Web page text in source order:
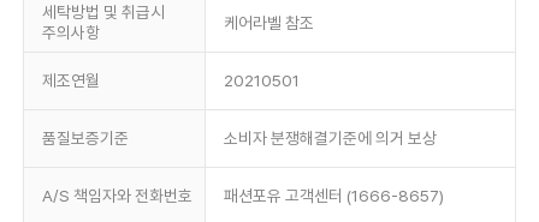
세탁방법 및 취급시
주의사항
케어라벨 참조
제조연월 20210501
품질보증기준 소비자 분쟁해결기준에 의거 보상
A/S 책임자와 전화번호 패션포유 고객센터 (1666-8657)